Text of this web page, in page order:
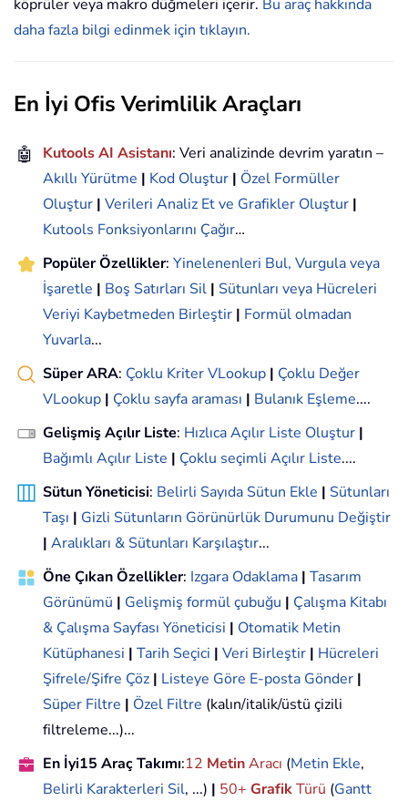
köprüler veya makro düğmeleri içerir. Bu araç hakkında
daha fazla bilgi edinmek için tıklayın.
En İyi Ofis Verimlilik Araçları
🤖 Kutools AI Asistanı: Veri analizinde devrim yaratın –
Akıllı Yürütme | Kod Oluştur | Özel Formüller
Oluştur | Verileri Analiz Et ve Grafikler Oluştur |
Kutools Fonksiyonlarını Çağır…
Popüler Özellikler: Yinelenenleri Bul, Vurgula veya
İşaretle | Boş Satırları Sil | Sütunları veya Hücreleri
Veriyi Kaybetmeden Birleştir | Formül olmadan
Yuvarla...
Süper ARA: Çoklu Kriter VLookup | Çoklu Değer
VLookup | Çoklu sayfa araması | Bulanık Eşleme....
Gelişmiş Açılır Liste: Hızlıca Açılır Liste Oluştur |
Bağımlı Açılır Liste | Çoklu seçimli Açılır Liste....
Sütun Yöneticisi: Belirli Sayıda Sütun Ekle | Sütunları
Taşı | Gizli Sütunların Görünürlük Durumunu Değiştir
| Aralıkları & Sütunları Karşılaştır...
Öne Çıkan Özellikler: Izgara Odaklama | Tasarım
Görünümü | Gelişmiş formül çubuğu | Çalışma Kitabı
& Çalışma Sayfası Yöneticisi | Otomatik Metin
Kütüphanesi | Tarih Seçici | Veri Birleştir | Hücreleri
Şifrele/Şifre Çöz | Listeye Göre E-posta Gönder |
Süper Filtre | Özel Filtre (kalın/italik/üstü çizili
filtreleme...)...
En İyi15 Araç Takımı:12 MetinAracı (Metin Ekle,
Belirli Karakterleri Sil, ...) | 50+ GrafikTürü (Gantt